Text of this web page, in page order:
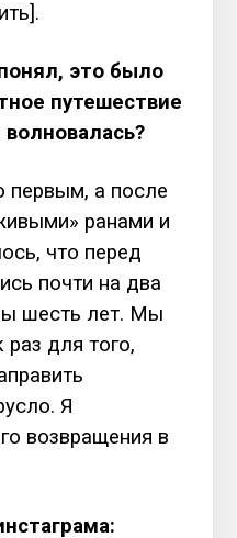
это было
путешествие
первым, а после
ранами и
что перед
почти на два
шесть лет. Мы
раз для того,
Я
возвращения в